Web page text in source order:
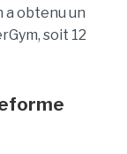
a obtenu un
soit 12